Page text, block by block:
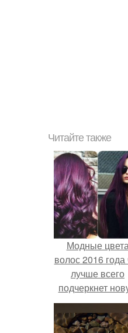
Читайте также
Модные
волос 2016 года
лучше всего
подчеркнет
модную